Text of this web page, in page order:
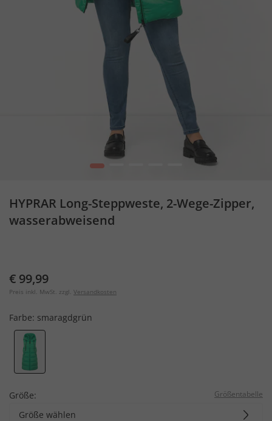
1
HYPRAR Long-Steppweste, 2-Wege-Zipper,
wasserabweisend
€ 99,99
Preis inkl. MwSt. zzgl. Versandkosten
Farbe: smaragdgrün
Größe: Größentabelle
Größe wählen